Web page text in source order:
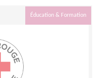
Éducation & Formation